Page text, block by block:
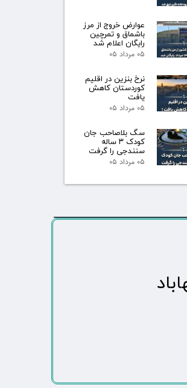
عوارض خروج از مرز
باشماق و تمرچین
رایگان اعلام شد
۰۵ مرداد ۰۵
نرخ بنزین در اقلیم
کوردستان کاهش
یافت
۰۵ مرداد ۰۵
سگ بلاصاحب جان
کودک ۳ ساله
سنندجی را گرفت
۰۵ مرداد ۰۵